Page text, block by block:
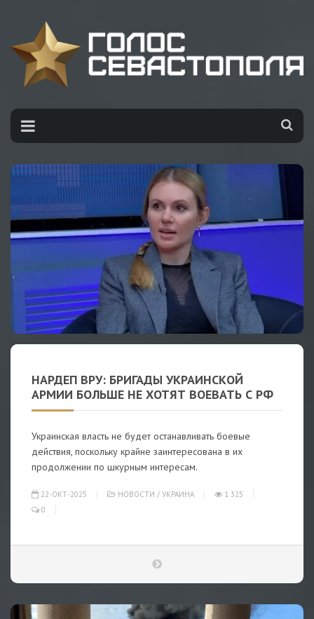
НАРДЕП ВРУ: БРИГАДЫ УКРАИНСКОЙ
АРМИИ БОЛЬШЕ НЕ ХОТЯТ ВОЕВАТЬ С РФ
Украинская власть не будет останавливать боевые
действия, поскольку крайне заинтересована в их
продолжении по шкурным интересам.
22-ОКТ-2025 НОВОСТИ / УКРАИНА
1 325
0